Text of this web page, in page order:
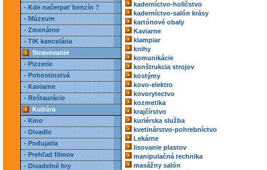
- Kde načerpať benzín ?
- Múzeum
- Zmenárne
- TIK kancelária
Stravovanie
- Pizzerie
- Pohostinstvá
- Kaviarne
- Reštaurácie
Kultúra
- Kino
- Divadlo
- Podujatia
- Prehľad filmov
- Divadelné hry
kaderníctvo-holičstvo
kaderníctvo-salón krásy
kartónové obaly
Kaviarne
klampiar
knihy
komunikácie
konštrukcia strojov
kostýmy
kovo-elektro
kovorytectvo
kozmetika
krajčírstvo
kuriérska služba
kvetinárstvo-pohrebníctvo
Lekárne
lisovanie plastov
manipulačná technika
masážny salón